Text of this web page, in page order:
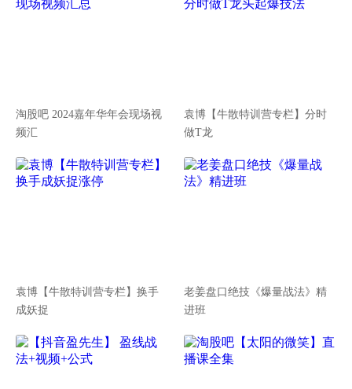
淘股吧 2024嘉年华年会现场视
频汇
袁博【牛散特训营专栏】分时
做T龙
袁博【牛散特训营专栏】换手
成妖捉
老姜盘口绝技《爆量战法》精
进班